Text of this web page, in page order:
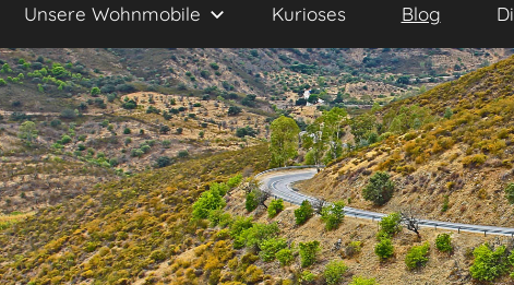
Unsere Wohnmobile Kurioses Blog